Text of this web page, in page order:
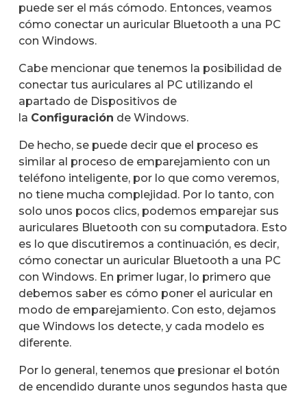
puede ser el más cómodo. Entonces, veamos
cómo conectar un auricular Bluetooth a una PC
con Windows.
Cabe mencionar que tenemos la posibilidad de
conectar tus auriculares al PC utilizando el
apartado de Dispositivos de
la Configuración de Windows.
De hecho, se puede decir que el proceso es
similar al proceso de emparejamiento con un
teléfono inteligente, por lo que como veremos,
no tiene mucha complejidad. Por lo tanto, con
solo unos pocos clics, podemos emparejar sus
auriculares Bluetooth con su computadora. Esto
es lo que discutiremos a continuación, es decir,
cómo conectar un auricular Bluetooth a una PC
con Windows. En primer lugar, lo primero que
debemos saber es cómo poner el auricular en
modo de emparejamiento. Con esto, dejamos
que Windows los detecte, y cada modelo es
diferente.
Por lo general, tenemos que presionar el botón
de encendido durante unos segundos hasta que